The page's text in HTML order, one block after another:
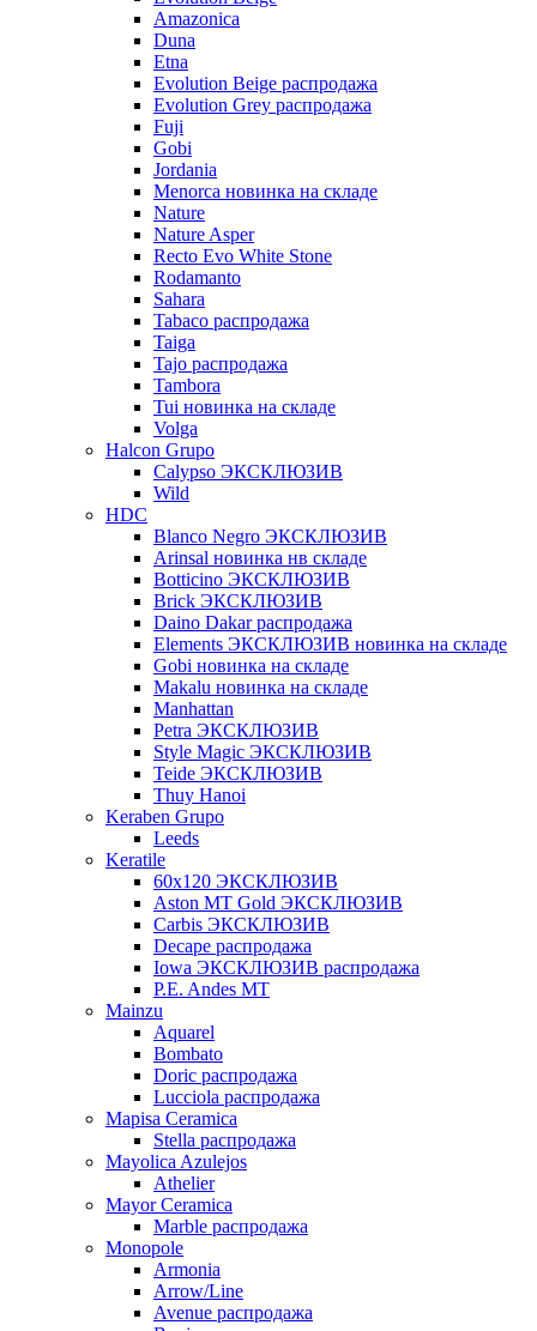
Amazonica
Duna
Etna
Evolution Beige распродажа
Evolution Grey распродажа
Fuji
Gobi
Jordania
Menorca новинка на складе
Nature
Nature Asper
Recto Evo White Stone
Rodamanto
Sahara
Tabaco распродажа
Taiga
Tajo распродажа
Tambora
Tui новинка на складе
Volga
Halcon Grupo
Calypso ЭКСКЛЮЗИВ
Wild
HDC
Blanco Negro ЭКСКЛЮЗИВ
Arinsal новинка нв складе
Botticino ЭКСКЛЮЗИВ
Brick ЭКСКЛЮЗИВ
Daino Dakar распродажа
Elements ЭКСКЛЮЗИВ новинка на складе
Gobi новинка на складе
Makalu новинка на складе
Manhattan
Petra ЭКСКЛЮЗИВ
Style Magic ЭКСКЛЮЗИВ
Teide ЭКСКЛЮЗИВ
Thuy Hanoi
Keraben Grupo
Leeds
Keratile
60х120 ЭКСКЛЮЗИВ
Aston MT Gold ЭКСКЛЮЗИВ
Carbis ЭКСКЛЮЗИВ
Decape распродажа
Iowa ЭКСКЛЮЗИВ распродажа
P.E. Andes MT
Mainzu
Aquarel
Bombato
Doric распродажа
Lucciola распродажа
Mapisa Ceramica
Stella распродажа
Mayolica Azulejos
Athelier
Mayor Ceramica
Marble распродажа
Monopole
Armonia
Arrow/Line
Avenue распродажа